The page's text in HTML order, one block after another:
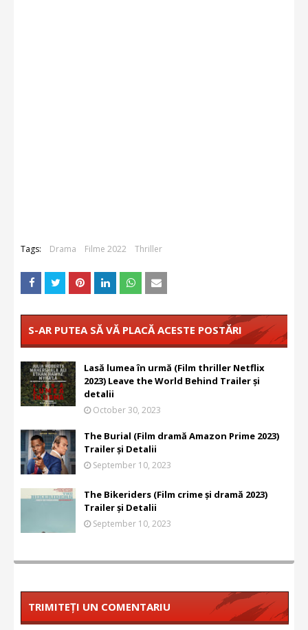
Tags: Drama Filme 2022 Thriller
S-AR PUTEA SĂ VĂ PLACĂ ACESTE POSTĂRI
Lasă lumea în urmă (Film thriller Netflix
2023) Leave the World Behind Trailer și
detalii
October 30, 2023
The Burial (Film dramă Amazon Prime 2023)
Trailer și Detalii
September 10, 2023
The Bikeriders (Film crime și dramă 2023)
Trailer și Detalii
September 10, 2023
TRIMITEȚI UN COMENTARIU